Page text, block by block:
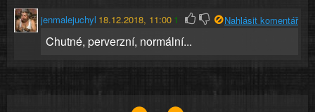
jenmalejuchyl 18.12.2018, 11:00 1 Nahlásit komentář
Chutné, perverzní, normální...